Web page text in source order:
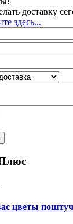
доставку
здесь...
цветы